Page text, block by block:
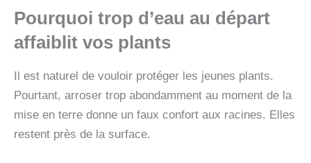
Pourquoi trop d’eau au départ
affaiblit vos plants
Il est naturel de vouloir protéger les jeunes plants.
Pourtant, arroser trop abondamment au moment de la
mise en terre donne un faux confort aux racines. Elles
restent près de la surface.